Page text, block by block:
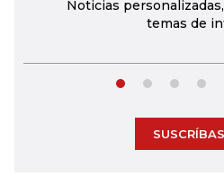
Noticias
temas de